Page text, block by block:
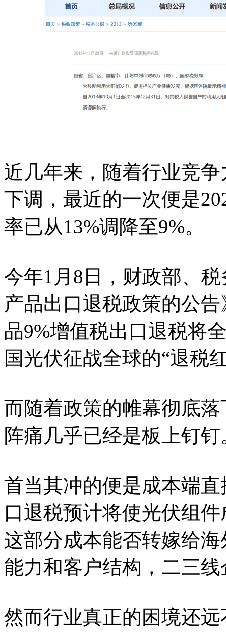
近几年来，随着行业竞
下调，最近的一次便是
率已从13%调降至9%。
今年1月8日，财政部、
产品出口退税政策的公
品9%增值税出口退税将
国光伏征战全球的“退税
而随着政策的帷幕彻底
阵痛几乎已经是板上钉钉
首当其冲的便是成本端
口退税预计将使光伏组
这部分成本能否转嫁给
能力和客户结构，二三
然而行业真正的困境还